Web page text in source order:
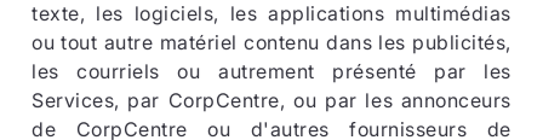
texte, les logiciels, les applications multimédias
ou tout autre matériel contenu dans les publicités,
les courriels ou autrement présenté par les
Services, par CorpCentre, ou par les annonceurs
de CorpCentre ou d'autres fournisseurs de